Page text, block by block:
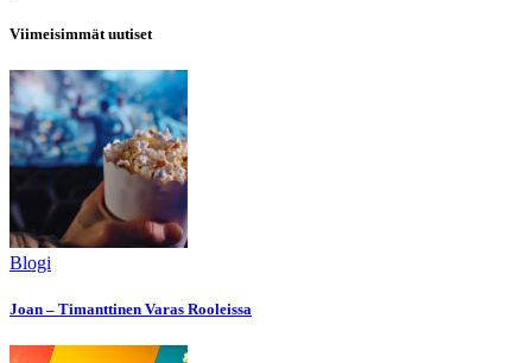
Viimeisimmät uutiset
Blogi
Joan – Timanttinen Varas Rooleissa